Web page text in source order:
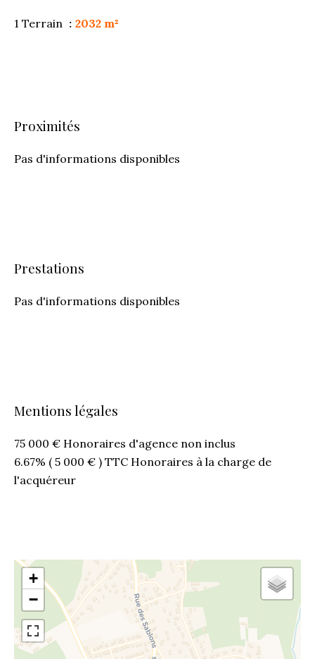
1 Terrain 2032 m²
Proximités
Pas d'informations disponibles
Prestations
Pas d'informations disponibles
Mentions légales
75 000 € Honoraires d'agence non inclus
6.67% ( 5 000 € ) TTC Honoraires à la charge de
l'acquéreur
+
−